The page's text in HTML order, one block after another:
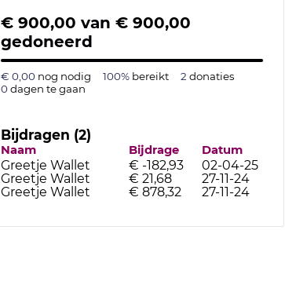
€ 900,00 van € 900,00
gedoneerd
€ 0,00 nog nodig 100% bereikt 2 donaties
0dagen te gaan
Bijdragen (2)
Naam Bijdrage Datum
Greetje Wallet € -182,93
02-04-25
Greetje Wallet
€ 21,68
27-11-24
Greetje Wallet
€ 878,32 27-11-24